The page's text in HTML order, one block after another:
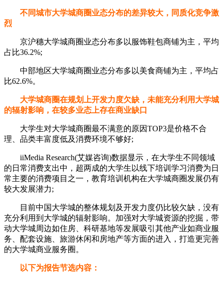
不同城市大学城商圈业态分布的差异较大，同质化竞争激
烈
京沪穗大学城商圈业态分布多以服饰鞋包商铺为主，平均
占比36.2%;
中部地区大学城商圈业态分布多以美食商铺为主，平均占
比62.6%。
大学城商圈在规划上开发力度欠缺，未能充分利用大学城
的辐射影响，在较多业态上存在商业缺口
大学生对大学城商圈最不满意的原因TOP3是价格不合
理、品类丰富度低及消费环境不够好;
iiMedia Research(艾媒咨询)数据显示，在大学生不同领域
的日常消费支出中，超两成的大学生以线下培训学习消费为日
常主要的消费项目之一，教育培训机构在大学城商圈发展仍有
较大发展潜力;
目前中国大学城的整体规划及开发力度仍比较欠缺，没有
充分利用到大学城的辐射影响。加强对大学城资源的挖掘，带
动大学城周边如住房、科研基地等发展吸引其他产业如商业服
务、配套设施、旅游休闲和房地产等方面的进入，打造更完善
的大学城商业服务圈。
以下为报告节选内容：